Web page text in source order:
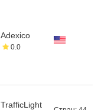
Adexico
0.0
TrafficLight